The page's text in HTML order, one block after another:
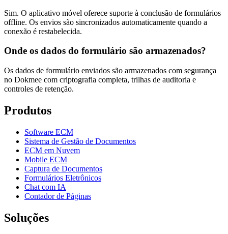
Sim. O aplicativo móvel oferece suporte à conclusão de formulários
offline. Os envios são sincronizados automaticamente quando a
conexão é restabelecida.
Onde os dados do formulário são armazenados?
Os dados de formulário enviados são armazenados com segurança
no Dokmee com criptografia completa, trilhas de auditoria e
controles de retenção.
Produtos
Software ECM
Sistema de Gestão de Documentos
ECM em Nuvem
Mobile ECM
Captura de Documentos
Formulários Eletrônicos
Chat com IA
Contador de Páginas
Soluções